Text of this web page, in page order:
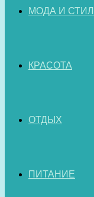
МОДА И
КРАСОТА
ОТДЫХ
ПИТАНИЕ